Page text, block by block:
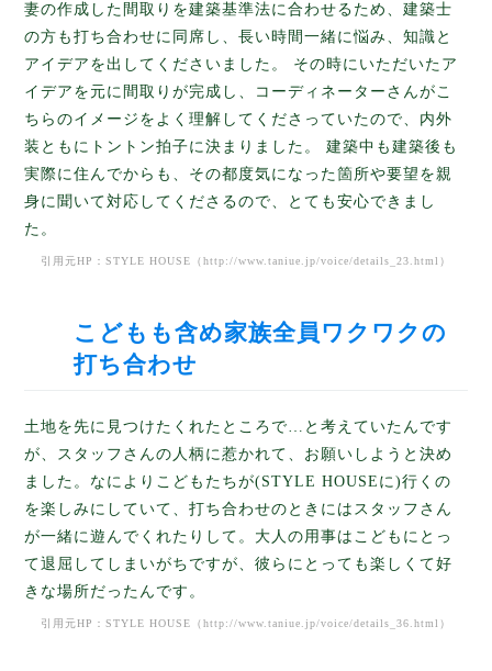
妻の作成した間取りを建築基準法に合わせるため、建築士
の方も打ち合わせに同席し、長い時間一緒に悩み、知識と
アイデアを出してくださいました。 その時にいただいたア
イデアを元に間取りが完成し、コーディネーターさんがこ
ちらのイメージをよく理解してくださっていたので、内外
装ともにトントン拍子に決まりました。 建築中も建築後も
実際に住んでからも、その都度気になった箇所や要望を親
身に聞いて対応してくださるので、とても安心できまし
た。
引用元HP：STYLE HOUSE（ http://www.taniue.jp/voice/details_23.html ）
こどもも含め家族全員ワクワクの
打ち合わせ
土地を先に見つけたくれたところで…と考えていたんです
が、スタッフさんの人柄に惹かれて、お願いしようと決め
ました。なによりこどもたちが(STYLE HOUSEに)行くの
を楽しみにしていて、打ち合わせのときにはスタッフさん
が一緒に遊んでくれたりして。大人の用事はこどもにとっ
て退屈してしまいがちですが、彼らにとっても楽しくて好
きな場所だったんです。
引用元HP：STYLE HOUSE（ http://www.taniue.jp/voice/details_36.html ）